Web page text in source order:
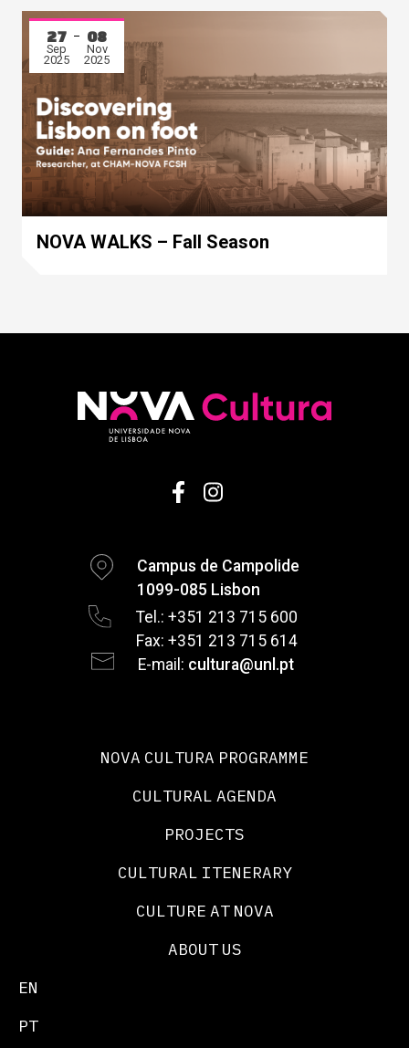
27
Sep
2025
08
Nov
2025
NOVA WALKS – Fall Season
Campus de Campolide
1099-085 Lisbon
Tel.: +351 213 715 600
Fax: +351 213 715 614
E-mail: cultura@unl.pt
NOVA CULTURA PROGRAMME
CULTURAL AGENDA
PROJECTS
CULTURAL ITENERARY
CULTURE AT NOVA
ABOUT US
EN
PT